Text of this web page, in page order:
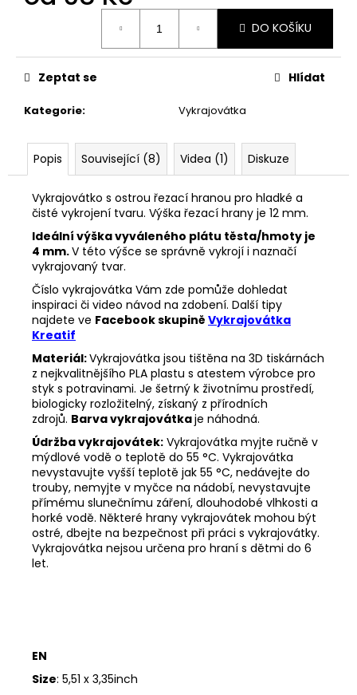
DO KOŠÍKU
Kategorie: Vykrajovátka
Zeptat se Hlídat
Popis Související (8) Videa (1) Diskuze
Vykrajovátko s ostrou řezací hranou pro hladké a
čisté vykrojení tvaru. Výška řezací hrany je 12 mm.
Ideální výška vyváleného plátu těsta/hmoty je
4 mm.V této výšce se správně vykrojí i naznačí
vykrajovaný tvar.
Číslo vykrajovátka Vám zde pomůže dohledat
inspiraci či video návod na zdobení. Další tipy
najdete ve Facebook skupině Vykrajovátka
Kreatif
Materiál:Vykrajovátka jsou tištěna na 3D tiskárnách
z nejkvalitnějšího PLA plastu s atestem výrobce pro
styk s potravinami. Je šetrný k životnímu prostředí,
biologicky rozložitelný, získaný z přírodních
zdrojů. Barva vykrajovátkaje náhodná.
Údržba vykrajovátek: Vykrajovátka myjte ručně v
mýdlové vodě o teplotě do 55 °C. Vykrajovátka
nevystavujte vyšší teplotě jak 55 °C, nedávejte do
trouby, nemyjte v myčce na nádobí, nevystavujte
přímému slunečnímu záření, dlouhodobé vlhkosti a
horké vodě. Některé hrany vykrajovátek mohou být
ostré, dbejte na bezpečnost při práci s vykrajovátky.
Vykrajovátka nejsou určena pro hraní s dětmi do 6
let.
EN
Size: 5,51 x 3,35inch
m
e
VYKRAJOVÁTKA
VÁNOCE
#1843
53
Kč